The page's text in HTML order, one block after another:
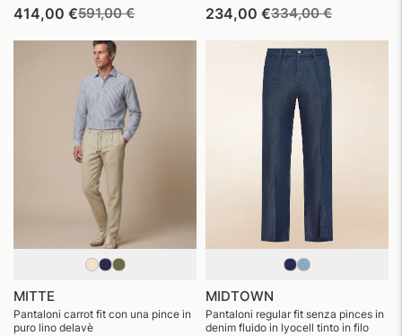
414,00 €Prezzo
listino
591,00 €Prezzo
234,00 €Prezzo
listino
334,00 €Prezzo
MITTE
Pantaloni carrot fit con una pince in
puro lino delavè
MIDTOWN
Pantaloni regular fit senza pinces in
denim fluido in lyocell tinto in filo